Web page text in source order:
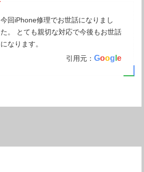
今回iPhone修理でお世話になりまし
た。 とても親切な対応で今後もお世話
になります。
引用元： Goog e